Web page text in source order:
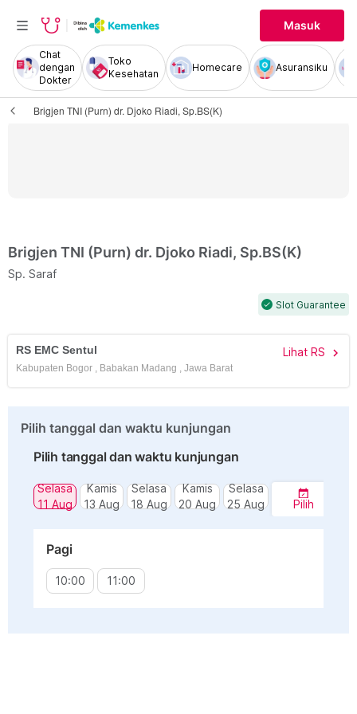
Masuk
Chat
dengan
Dokter
Toko
Kesehatan
Homecare Asuransiku
Brigjen TNI (Purn) dr. Djoko Riadi, Sp.BS(K)
Brigjen TNI (Purn) dr. Djoko Riadi, Sp.BS(K)
Sp. Saraf
check Slot Guarantee
RS EMC Sentul Lihat RS chevron_right
Kabupaten Bogor , Babakan Madang , Jawa Barat
Pilih tanggal dan waktu kunjungan
Pilih tanggal dan waktu kunjungan
Selasa
11 Aug
Kamis
13 Aug
Selasa
18 Aug
Kamis
20 Aug
Selasa
25 Aug
Pilih
Pagi
10:00 11:00